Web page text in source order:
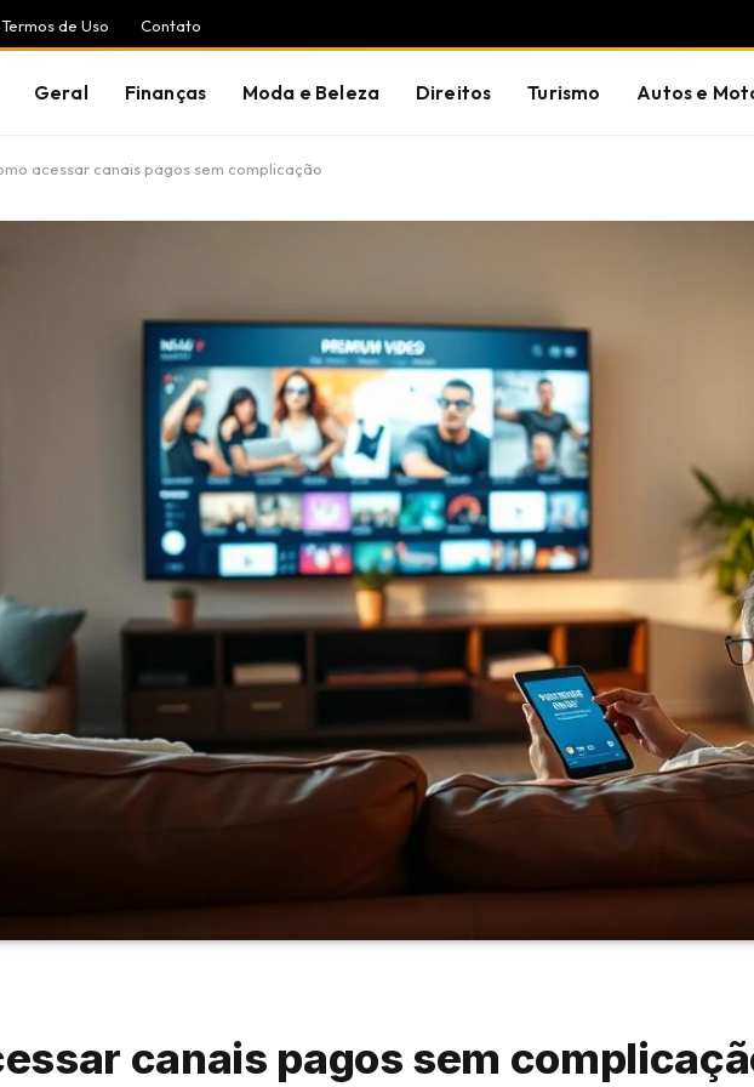
Termos de Uso Contato
Geral Finanças Moda e Beleza Direitos Turismo Autos e
acessar canais pagos sem complicação
canais pagos sem